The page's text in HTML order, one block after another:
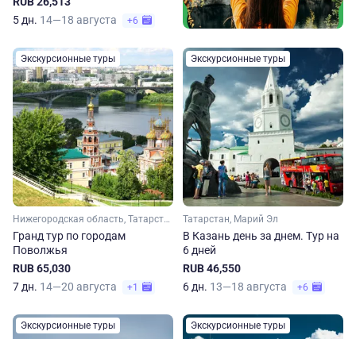
5 дн. 14—18 августа +6
Экскурсионные туры
Нижегородская область, Татарстан, Марий Эл, Чувашия
Гранд тур по городам
Поволжья
RUB 65,030
7 дн. 14—20 августа +1
Экскурсионные туры
Татарстан, Марий Эл
В Казань день за днем. Тур на
6 дней
RUB 46,550
6 дн. 13—18 августа +6
Экскурсионные туры Экскурсионные туры